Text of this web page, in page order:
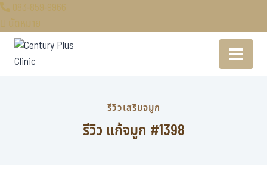
083-859-9966
นัดหมาย
รีวิวเสริมจมูก
รีวิว แก้จมูก #1398